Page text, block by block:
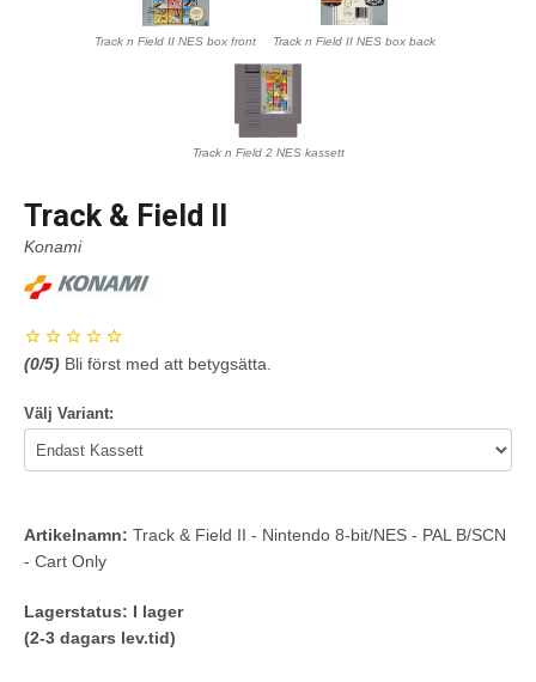
Track n Field II NES box front Track n Field II NES box back
Track n Field 2 NES kassett
Track & Field II
Konami
(0/5) Bli först med att betygsätta.
Välj Variant:
Artikelnamn: Track & Field II - Nintendo 8-bit/NES - PAL B/SCN
- Cart Only
Lagerstatus: I lager
(2-3 dagars lev.tid)